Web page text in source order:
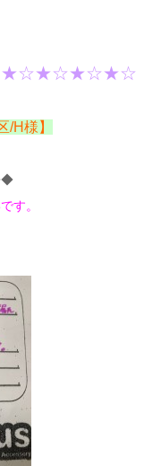
/H様】
す。